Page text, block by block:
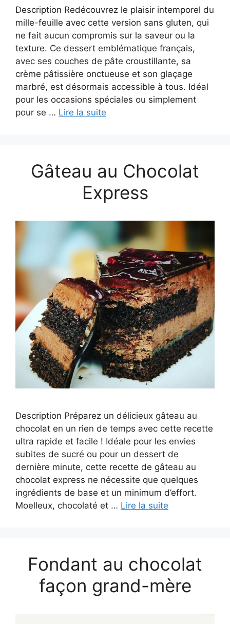
Description Redécouvrez le plaisir intemporel du
mille-feuille avec cette version sans gluten, qui
ne fait aucun compromis sur la saveur ou la
texture. Ce dessert emblématique français,
avec ses couches de pâte croustillante, sa
crème pâtissière onctueuse et son glaçage
marbré, est désormais accessible à tous. Idéal
pour les occasions spéciales ou simplement
pour se … Lire la suite
Gâteau au Chocolat
Express
Description Préparez un délicieux gâteau au
chocolat en un rien de temps avec cette recette
ultra rapide et facile ! Idéale pour les envies
subites de sucré ou pour un dessert de
dernière minute, cette recette de gâteau au
chocolat express ne nécessite que quelques
ingrédients de base et un minimum d’effort.
Moelleux, chocolaté et … Lire la suite
Fondant au chocolat
façon grand-mère